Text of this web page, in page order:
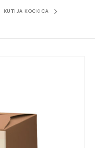
KUTIJA KOCKICA